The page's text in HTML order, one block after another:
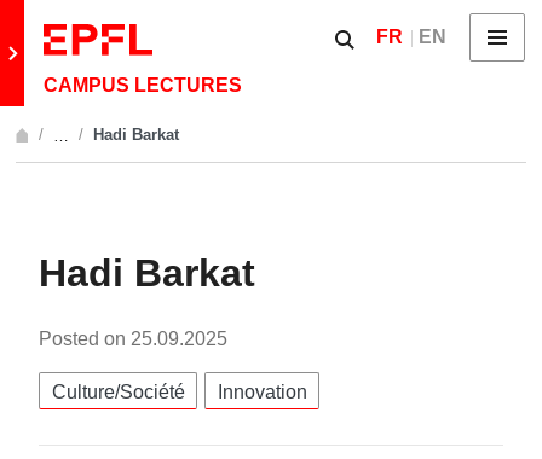
Retour au site principal
CAMPUS LECTURES
Show / hide the
FR EN Menu
…
Hadi Barkat
Hadi Barkat
Posted on 25.09.2025
Catégories:
Culture/Société Innovation